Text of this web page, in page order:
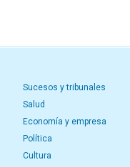
Sucesos y tribunales
Salud
Economía y empresa
Política
Cultura